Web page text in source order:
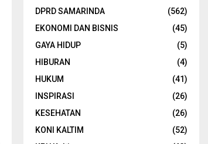
DPRD SAMARINDA
(562)
EKONOMI DAN BISNIS
(45)
GAYA HIDUP
(5)
HIBURAN
(4)
HUKUM
(41)
INSPIRASI
(26)
KESEHATAN
(26)
KONI KALTIM
(52)